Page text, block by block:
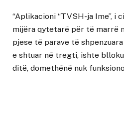
“Aplikacioni “TVSH-ja Ime”, i
mijëra qytetarë për të marrë
pjese të parave të
e shtuar në tregti, ishte
ditë, domethënë nuk